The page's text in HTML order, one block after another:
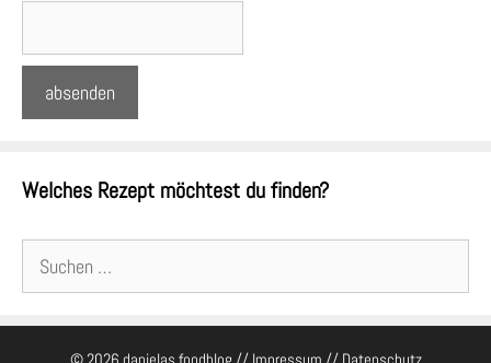
Welches Rezept möchtest du finden?
nach: